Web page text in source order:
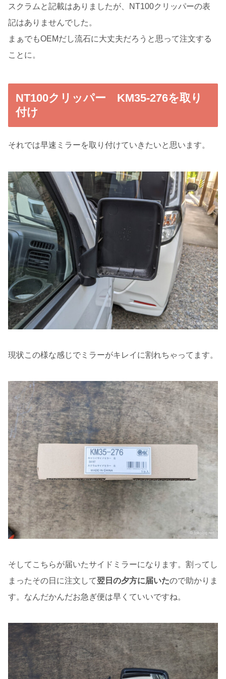
スクラムと記載はありましたが、NT100クリッパーの表
記はありませんでした。
まぁでもOEMだし流石に大丈夫だろうと思って注文する
ことに。
NT100クリッパー KM35-276を取り
付け
それでは早速ミラーを取り付けていきたいと思います。
現状この様な感じでミラーがキレイに割れちゃってます。
そしてこちらが届いたサイドミラーになります。割ってし
まったその日に注文して翌日の夕方に届いたので助かりま
す。なんだかんだお急ぎ便は早くていいですね。